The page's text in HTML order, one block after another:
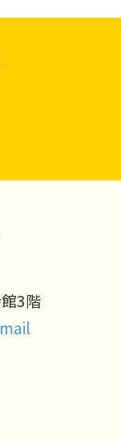
3階